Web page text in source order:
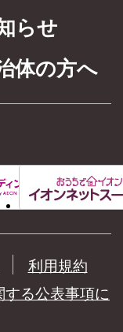
らせ
体の方へ
利用規約
る公表事項に